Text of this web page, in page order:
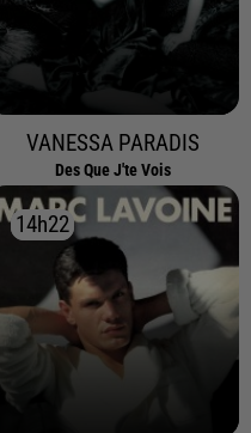
VANESSA PARADIS
Des Que J'te Vois
14h22
14h22